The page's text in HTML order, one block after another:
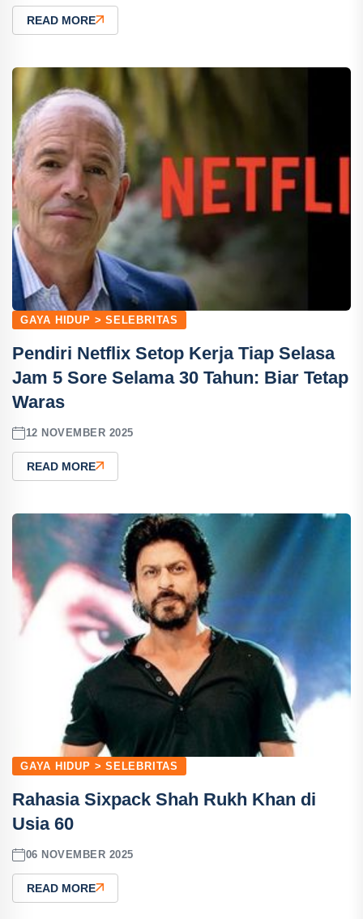
READ MORE
GAYA HIDUP > SELEBRITAS
Pendiri Netflix Setop Kerja Tiap Selasa
Jam 5 Sore Selama 30 Tahun: Biar Tetap
Waras
12 NOVEMBER 2025
READ MORE
GAYA HIDUP > SELEBRITAS
Rahasia Sixpack Shah Rukh Khan di
Usia 60
06 NOVEMBER 2025
READ MORE